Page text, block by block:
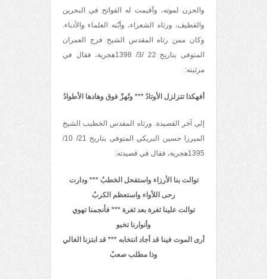
والحزن لموته، وأقيمت له الفواتح في البحرين
والقطيف، ورثاه الشعراء، وأبّنه العلماء والأدباء.
وكان ممن رثاه المقدس الشيخ فرج العمران
المتوفى بتاريخ 22 /3/ 1398هجرية، فقال في
مرثيته:
أفهكذا تتزلزل الأوتادُ *** وتُهزّ فوق وهادها الأطوادُ
إلى آخر القصيدة. ورثاه المقدس الخطيب الشيخ
الميرزا حسين البريكي المتوفى بتاريخ 21/ 10/
1395هجرية، فقال في قصيدته:
توالت بنا الأرزاء واستفحل الخطبُ *** ودارت
رحى اللأواء واستعظم الكربُ
توالت علينا ثغرة بعد ثغرة *** فأنجمنا تهوي
وأنوارنا تخبو
أرى الموت فينا قد أجاد انتخابه *** قد ابتزنا الغالي
وذا مطلب صعبُ